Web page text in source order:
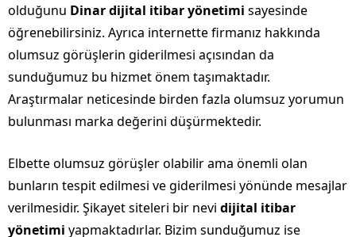
olduğunu Dinar dijital itibar yönetimi sayesinde
öğrenebilirsiniz. Ayrıca internette firmanız hakkında
olumsuz görüşlerin giderilmesi açısından da
sunduğumuz bu hizmet önem taşımaktadır.
Araştırmalar neticesinde birden fazla olumsuz yorumun
bulunması marka değerini düşürmektedir.
Elbette olumsuz görüşler olabilir ama önemli olan
bunların tespit edilmesi ve giderilmesi yönünde mesajlar
verilmesidir. Şikayet siteleri bir nevi dijital itibar
yönetimi yapmaktadırlar. Bizim sunduğumuz ise